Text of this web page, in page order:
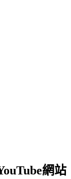
網站